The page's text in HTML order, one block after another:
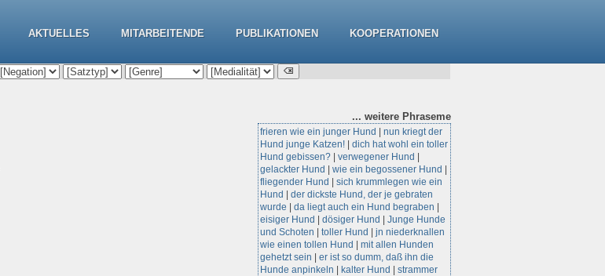
AKTUELLES MITARBEITENDE PUBLIKATIONEN KOOPERATIONEN
... weitere Phraseme
frieren wie ein junger Hund
nun kriegt der
Hund junge Katzen!
dich hat wohl ein toller
Hund gebissen?
verwegener Hund
gelackter Hund
wie ein begossener Hund
fliegender Hund
sich krummlegen wie ein
Hund
der dickste Hund, der je gebraten
wurde
da liegt auch ein Hund begraben
eisiger Hund
dösiger Hund
Junge Hunde
und Schoten
toller Hund
jn niederknallen
wie einen tollen Hund
mit allen Hunden
gehetzt sein
er ist so dumm, daß ihn die
Hunde anpinkeln
kalter Hund
strammer